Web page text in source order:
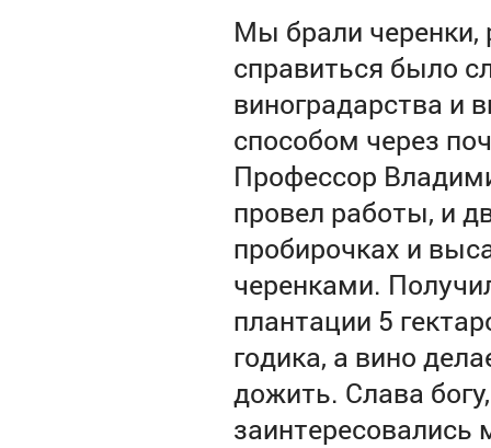
Мы брали
справиться было
виноградарства и
способом через
Профессор
провел работы, и
пробирочках и
черенками.
плантации 5
годика, а вино
дожить. Слава
заинтересовались